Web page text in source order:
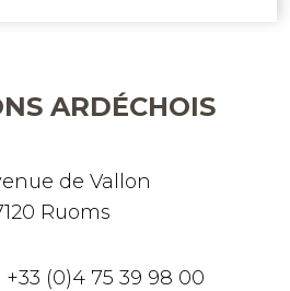
ARDÉCHOIS
de Vallon
Ruoms
(0)4 75 39 98 00